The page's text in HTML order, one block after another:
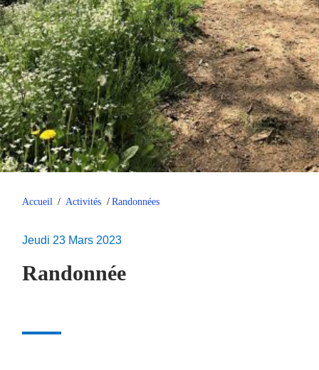
Accueil / Activités / Randonnées
Jeudi 23 Mars 2023
Randonnée